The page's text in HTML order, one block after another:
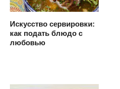
Искусство сервировки:
как подать блюдо с
любовью